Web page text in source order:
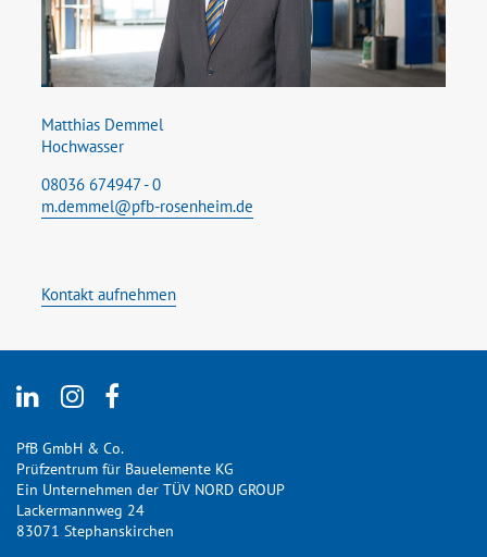
Matthias Demmel
Hochwasser
08036 674947 - 0
m.demmel@pfb-rosenheim.de
Kontakt aufnehmen
PfB GmbH & Co.
Prüfzentrum für Bauelemente KG
Ein Unternehmen der TÜV NORD GROUP
Lackermannweg 24
83071 Stephanskirchen